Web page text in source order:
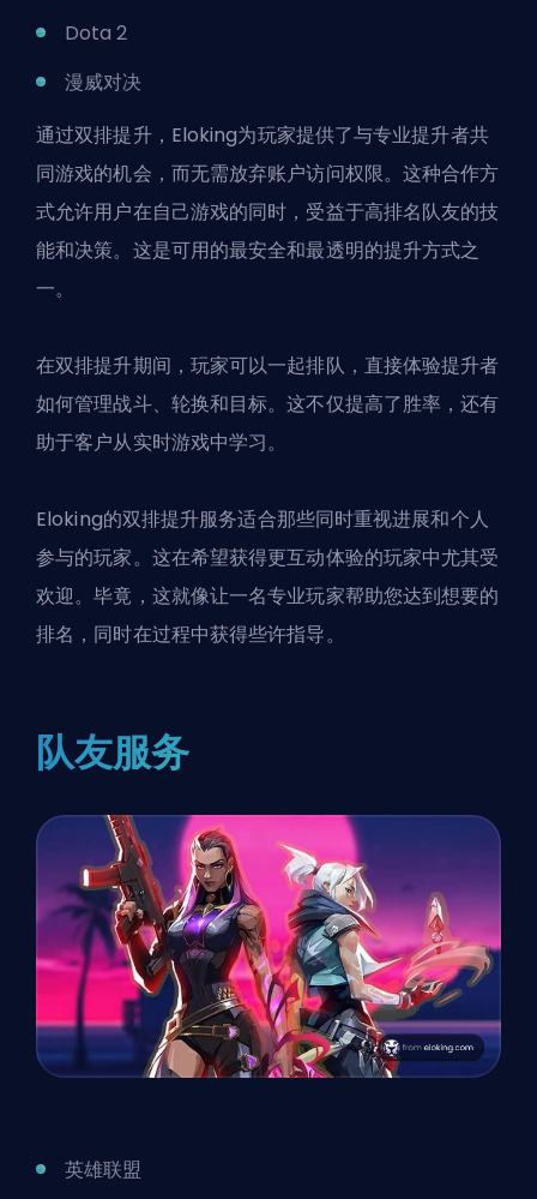
Dota 2
漫威对决
通过双排提升，Eloking为玩家提供了与专业提升者共
同游戏的机会，而无需放弃账户访问权限。这种合作方
式允许用户在自己游戏的同时，受益于高排名队友的技
能和决策。这是可用的最安全和最透明的提升方式之
一。
在双排提升期间，玩家可以一起排队，直接体验提升者
如何管理战斗、轮换和目标。这不仅提高了胜率，还有
助于客户从实时游戏中学习。
Eloking的双排提升服务适合那些同时重视进展和个人
参与的玩家。这在希望获得更互动体验的玩家中尤其受
欢迎。毕竟，这就像让一名专业玩家帮助您达到想要的
排名，同时在过程中获得些许指导。
队友服务
英雄联盟